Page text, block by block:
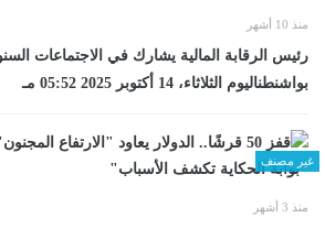
منذ 10 أشهر
رئيس الرقابة المالية يشارك في الاجتماعات
بواشنطناليوم الثلاثاء، 14 أكتوبر 2025 05:52 مـ
غير مصنف
منذ 3 أشهر